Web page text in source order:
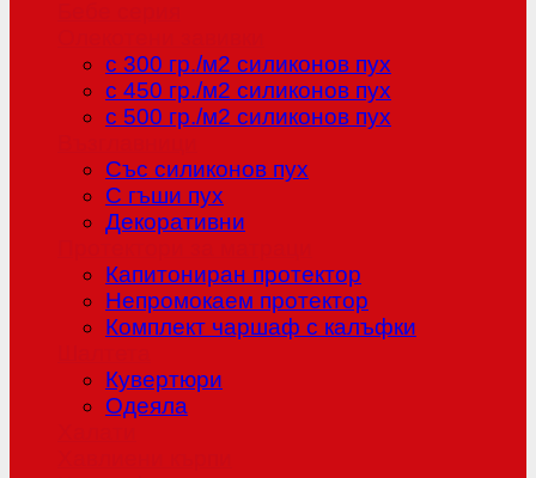
с 300 гр./м2 силиконов пух
с 450 гр./м2 силиконов пух
с 500 гр./м2 силиконов пух
Със силиконов пух
С гъши пух
Декоративни
Капитониран протектор
Непромокаем протектор
Комплект чаршаф с калъфки
Кувертюри
Одеяла